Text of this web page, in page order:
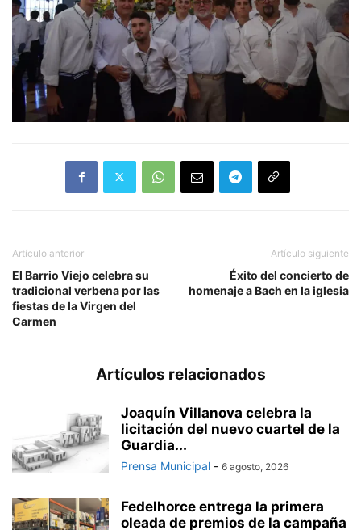
Artículo anterior
El Barrio Viejo celebra su
tradicional verbena por las
fiestas de la Virgen del
Carmen
Artículo siguiente
Éxito del concierto de
homenaje a Bach en la iglesia
Artículos relacionados
Joaquín Villanova celebra la
licitación del nuevo cuartel de la
Guardia...
Prensa Municipal - 6 agosto, 2026
Fedelhorce entrega la primera
oleada de premios de la campaña